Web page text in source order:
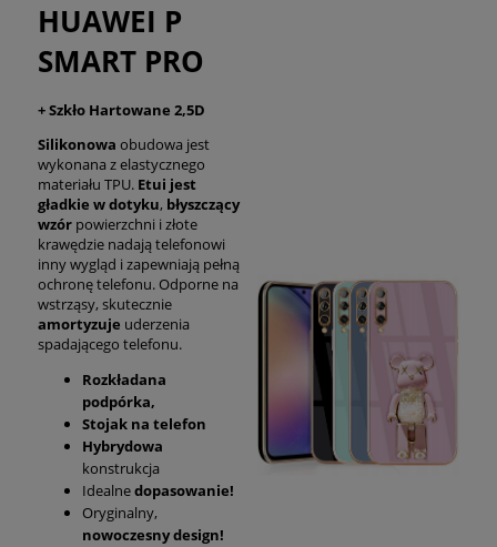
HUAWEI P
SMART PRO
+ Szkło Hartowane 2,5D
Silikonowa obudowa jest
wykonana z elastycznego
materiału TPU. Etui jest
gładkie w dotyku, błyszczący
wzór powierzchni i złote
krawędzie nadają telefonowi
inny wygląd i zapewniają pełną
ochronę telefonu. Odporne na
wstrząsy, skutecznie
amortyzuje uderzenia
spadającego telefonu.
Rozkładana
podpórka,
Stojak na telefon
Hybrydowa
konstrukcja
Idealnedopasowanie!
Oryginalny,
nowoczesny design!